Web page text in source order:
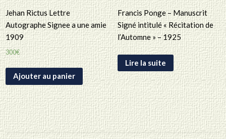
Jehan Rictus Lettre
Autographe Signee a une amie
1909
300€
Ajouter au panier
Francis Ponge – Manuscrit
Signé intitulé « Récitation de
l’Automne » – 1925
Lire la suite